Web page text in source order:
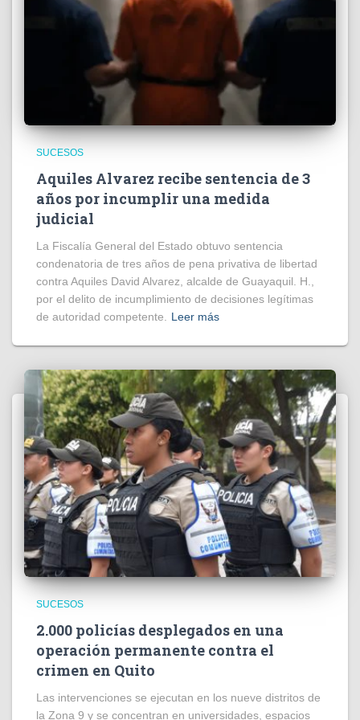
SUCESOS
Aquiles Alvarez recibe sentencia de 3
años por incumplir una medida
judicial
La Fiscalía General del Estado obtuvo sentencia
condenatoria de tres años de pena privativa de libertad
contra Aquiles David Alvarez, alcalde de Guayaquil. H.,
por el delito de incumplimiento de decisiones legítimas
de autoridad competente.
Leer más
SUCESOS
2.000 policías desplegados en una
operación permanente contra el
crimen en Quito
Las intervenciones se ejecutan en los nueve distritos de
la Zona 9 y se concentran en universidades, espacios